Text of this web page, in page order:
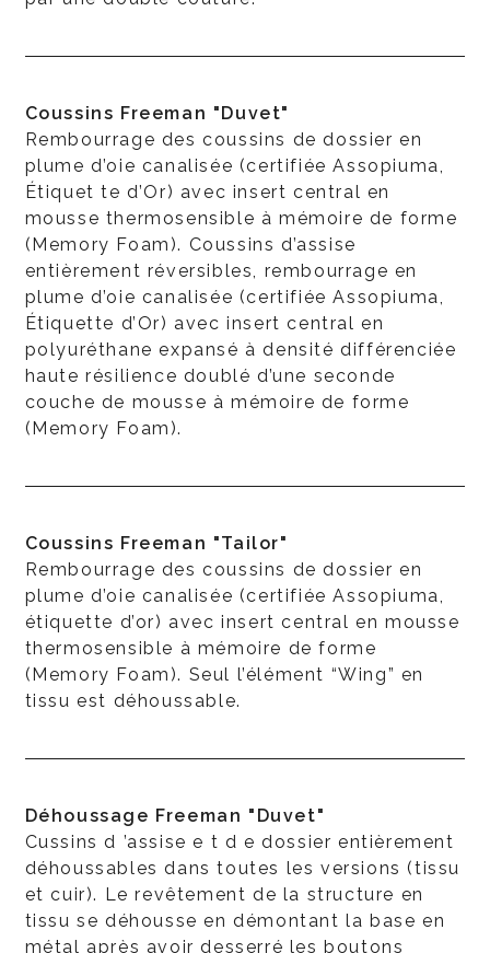
Coussins Freeman "Duvet"
Rembourrage des coussins de dossier en
plume d’oie canalisée (certifiée Assopiuma,
Étiquet te d’Or) avec insert central en
mousse thermosensible à mémoire de forme
(Memory Foam). Coussins d’assise
entièrement réversibles, rembourrage en
plume d’oie canalisée (certifiée Assopiuma,
Étiquette d’Or) avec insert central en
polyuréthane expansé à densité différenciée
haute résilience doublé d’une seconde
couche de mousse à mémoire de forme
(Memory Foam).
Coussins Freeman "Tailor"
Rembourrage des coussins de dossier en
plume d’oie canalisée (certifiée Assopiuma,
étiquette d’or) avec insert central en mousse
thermosensible à mémoire de forme
(Memory Foam). Seul l’élément “Wing” en
tissu est déhoussable.
Déhoussage Freeman "Duvet"
Cussins d ’assise e t d e dossier entièrement
déhoussables dans toutes les versions (tissu
et cuir). Le revêtement de la structure en
tissu se déhousse en démontant la base en
métal après avoir desserré les boutons